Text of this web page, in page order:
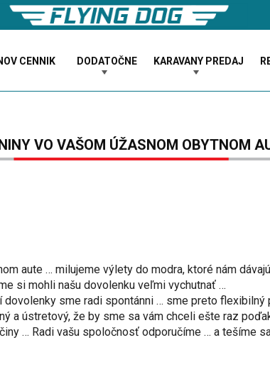
CENNIK DODATOČNE KARAVANY PREDAJ
VO VAŠOM ÚŽASNOM OBYTNOM
aute … milujeme výlety do modra, ktoré nám
si mohli našu dovolenku veľmi vychutnať …
dovolenky sme radi spontánni … sme preto flexibilný
a ústretový, že by sme sa vám chceli ešte raz
… Radi vašu spoločnosť odporučíme … a tešíme